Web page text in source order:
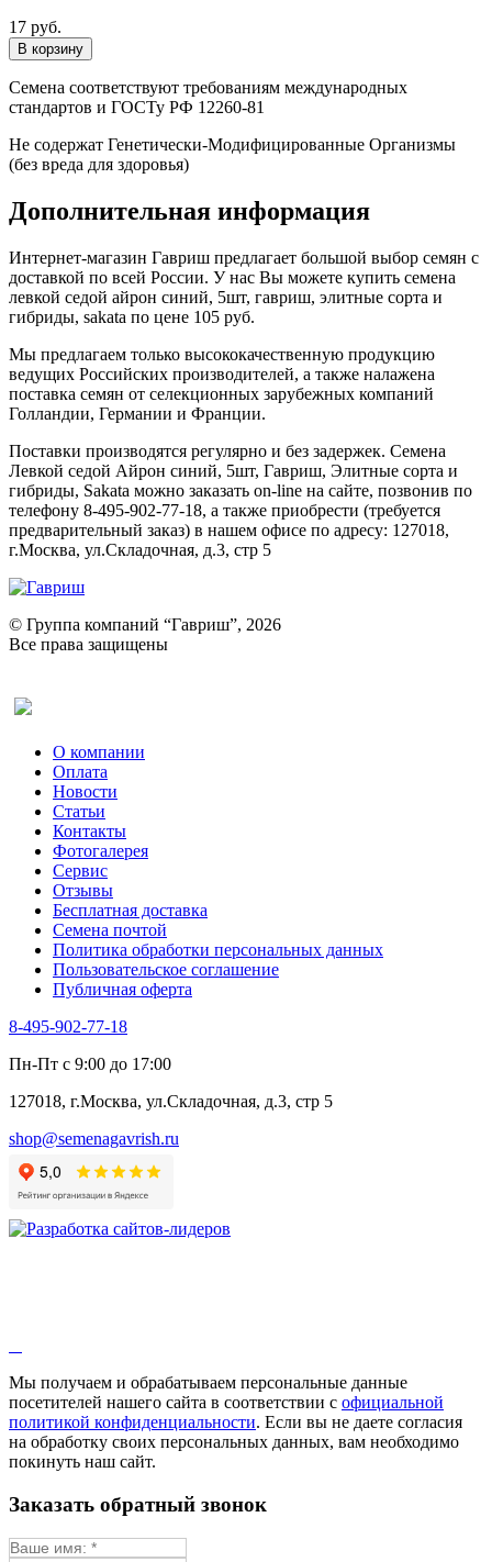
17 руб.
Семена соответствуют требованиям международных
стандартов и ГОСТу РФ 12260-81
Не содержат Генетически-Модифицированные Организмы
(без вреда для здоровья)
Дополнительная информация
Интернет-магазин Гавриш предлагает большой выбор семян с
доставкой по всей России. У нас Вы можете купить семена
левкой седой айрон синий, 5шт, гавриш, элитные сорта и
гибриды, sakata по цене 105 руб.
Мы предлагаем только высококачественную продукцию
ведущих Российских производителей, а также налажена
поставка семян от селекционных зарубежных компаний
Голландии, Германии и Франции.
Поставки производятся регулярно и без задержек. Семена
Левкой седой Айрон синий, 5шт, Гавриш, Элитные сорта и
гибриды, Sakata можно заказать on-line на сайте, позвонив по
телефону 8-495-902-77-18, а также приобрести (требуется
предварительный заказ) в нашем офисе по адресу: 127018,
г.Москва, ул.Складочная, д.3, стр 5
© Группа компаний “Гавриш”, 2026
Все права защищены
О компании
Оплата
Новости
Статьи
Контакты
Фотогалерея​
Сервис
Отзывы
Бесплатная доставка
Семена почтой
Политика обработки персональных данных
Пользовательское соглашение
Публичная оферта
8-495-902-77-18
Пн-Пт с 9:00 до 17:00
127018, г.Москва, ул.Складочная, д.3, стр 5
shop@semenagavrish.ru
Мы получаем и обрабатываем персональные данные
посетителей нашего сайта в соответствии с официальной
политикой конфиденциальности. Если вы не даете согласия
на обработку своих персональных данных, вам необходимо
покинуть наш сайт.
Заказать обратный звонок